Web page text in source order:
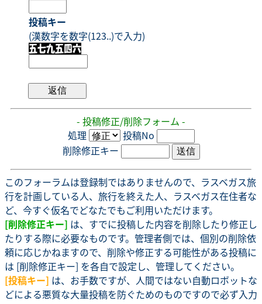
投稿キー
(漢数字を数字(123..)で入力)
- 投稿修正/削除フォーム -
処理
投稿No
削除修正キー
このフォーラムは登録制ではありませんので、ラスベガス旅
行を計画している人、旅行を終えた人、ラスベガス在住者な
ど、今すぐ仮名でどなたでもご利用いただけます。
[削除修正キー] は、すでに投稿した内容を削除したり修正し
たりする際に必要なものです。管理者側では、個別の削除依
頼に応じかねますので、削除や修正する可能性がある投稿に
は [削除修正キー] を各自で設定し、管理してください。
[投稿キー] は、お手数ですが、人間ではない自動ロボットな
どによる悪質な大量投稿を防ぐためのものですので必ず入力